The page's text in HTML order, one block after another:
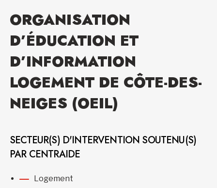
ORGANISATION
D’ÉDUCATION ET
D’INFORMATION
LOGEMENT DE CÔTE-DES-
NEIGES (OEIL)
SECTEUR(S) D'INTERVENTION SOUTENU(S)
PAR CENTRAIDE
Logement